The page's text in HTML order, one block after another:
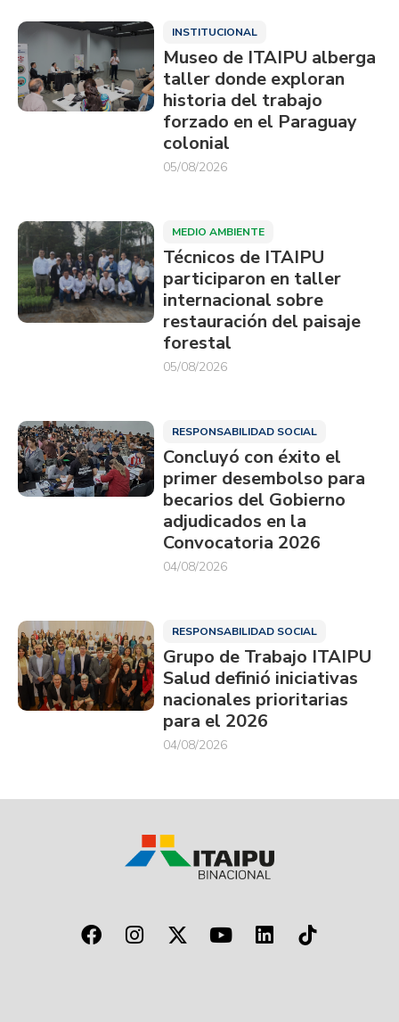
INSTITUCIONAL
Museo de ITAIPU alberga
taller donde exploran
historia del trabajo
forzado en el Paraguay
colonial
05/08/2026
MEDIO AMBIENTE
Técnicos de ITAIPU
participaron en taller
internacional sobre
restauración del paisaje
forestal
05/08/2026
RESPONSABILIDAD SOCIAL
Concluyó con éxito el
primer desembolso para
becarios del Gobierno
adjudicados en la
Convocatoria 2026
04/08/2026
RESPONSABILIDAD SOCIAL
Grupo de Trabajo ITAIPU
Salud definió iniciativas
nacionales prioritarias
para el 2026
04/08/2026